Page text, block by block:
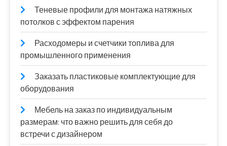
Теневые профили для монтажа натяжных
потолков с эффектом парения
Расходомеры и счетчики топлива для
промышленного применения
Заказать пластиковые комплектующие для
оборудования
Мебель на заказ по индивидуальным
размерам: что важно решить для себя до
встречи с дизайнером